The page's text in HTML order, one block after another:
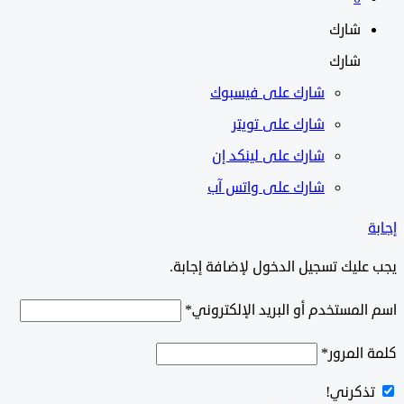
شارك
شارك على فيسبوك
شارك على تويتر
شارك على لينكد إن
شارك على واتس آب
تسجيل الدخول لإضافة إجابة.
أو البريد الإلكتروني*
*